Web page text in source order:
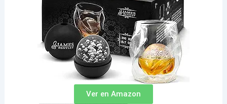
Ver en Amazon